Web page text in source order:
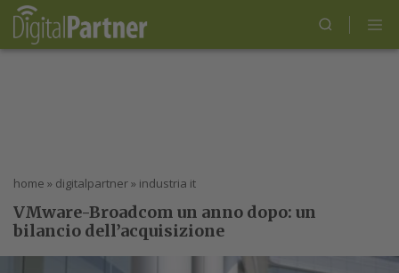
home » digitalpartner» industria it
VMware-Broadcom un anno dopo: un
bilancio dell’acquisizione